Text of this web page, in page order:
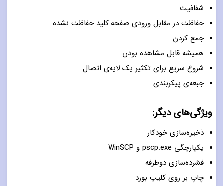
شفافیت
حفاظت در مقابل ورودی صفحه کلید حفاظت نشده
جمع کردن
همیشه قابل مشاهده بودن
شروع سریع برای تکثیر یک لایه‌ی اتصال
جبعه‌ی پیکربندی
ویژگی‌های دیگر:
ذخیره‌سازی خودکار
یکپارچگی pscp.exe و WinSCP
فشرده‌سازی دوطرفه
چاپ بر روی کلیپ بورد